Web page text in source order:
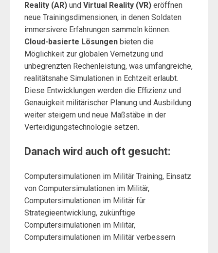
Reality (AR) und Virtual Reality (VR) eröffnen
neue Trainingsdimensionen, in denen Soldaten
immersivere Erfahrungen sammeln können.
Cloud-basierte Lösungen bieten die
Möglichkeit zur globalen Vernetzung und
unbegrenzten Rechenleistung, was umfangreiche,
realitätsnahe Simulationen in Echtzeit erlaubt.
Diese Entwicklungen werden die Effizienz und
Genauigkeit militärischer Planung und Ausbildung
weiter steigern und neue Maßstäbe in der
Verteidigungstechnologie setzen.
Danach wird auch oft gesucht:
Computersimulationen im Militär Training, Einsatz
von Computersimulationen im Militär,
Computersimulationen im Militär für
Strategieentwicklung, zukünftige
Computersimulationen im Militär,
Computersimulationen im Militär verbessern